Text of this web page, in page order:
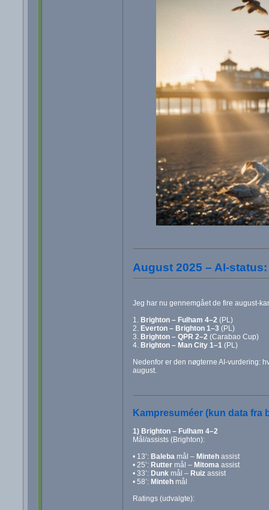
August 2025 – AI-
Jeg har nu gennemgået de fire
1. Brighton – Fulham 4–2 (PL)
2. Everton – Brighton 1–3(PL)
3. Brighton – QPR 2–2 (Carabao Cup)
4. Brighton – Man City 1–1 (PL)
Nedenfor er den nøgterne AI‑vurdering:
august.
Kampresuméer (kun data fra
1) Brighton – Fulham 4–2
Mål/assists (Brighton):
• 13’: Baleba mål – Mintehassist
• 25’: Ruttermål – Mitoma assist
• 33’: Dunk mål – Ruizassist
• 58’: Mintehmål
Ratings (udvalgte):